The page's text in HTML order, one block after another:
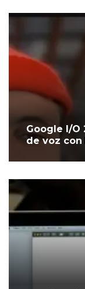
Google I/O
de voz con